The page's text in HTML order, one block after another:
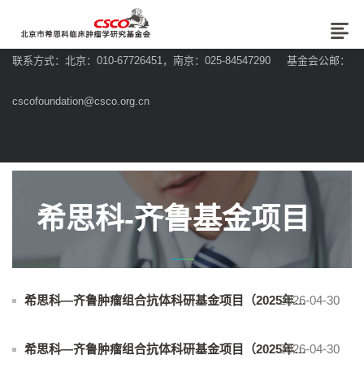
联系方式：北京：010-67726451，南京：025-84547290 基金会公邮：
cscofoundation@csco.org.cn
希思科-齐鲁基金项目
2026-04-30
希思科—齐鲁肿瘤组合抗体科研基金项目（2025年度）评审结果公告
2026-04-30
希思科—齐鲁肿瘤组合抗体科研基金项目（2025年度）变更公告